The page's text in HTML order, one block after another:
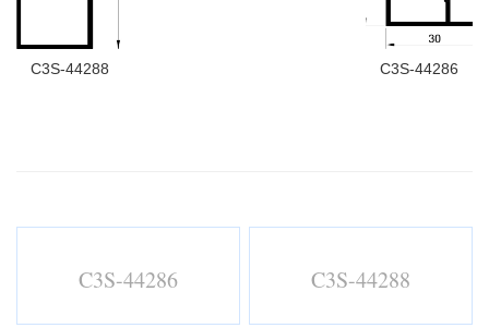
C3S-44288 C3S-44286
C3S-44286 C3S-44288